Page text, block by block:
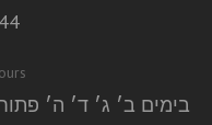
בימים ב׳ ג׳ ד׳ ה׳